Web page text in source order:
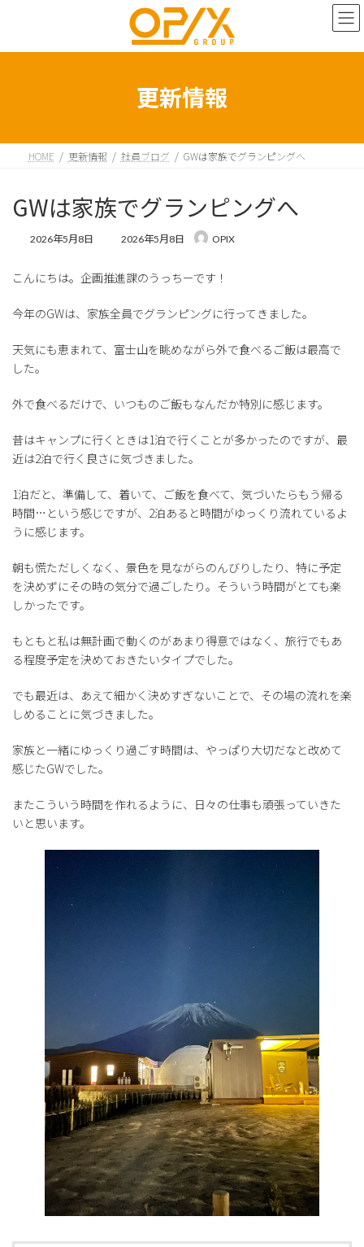
ン
ー
更新情報
HOME 更新情報 社員ブログ GWは家族でグランピングへ
GWは家族でグランピングへ
2026年5月8日
最
新
時
:
2026年5月8日 OPIX
こんにちは。企画推進課のうっちーです！
今年のGWは、家族全員でグランピングに行ってきました。
天気にも恵まれて、富士山を眺めながら外で食べるご飯は最高で
した。
外で食べるだけで、いつものご飯もなんだか特別に感じます。
昔はキャンプに行くときは1泊で行くことが多かったのですが、最
近は2泊で行く良さに気づきました。
1泊だと、準備して、着いて、ご飯を食べて、気づいたらもう帰る
時間…という感じですが、2泊あると時間がゆっくり流れているよ
うに感じます。
朝も慌ただしくなく、景色を見ながらのんびりしたり、特に予定
を決めずにその時の気分で過ごしたり。そういう時間がとても楽
しかったです。
もともと私は無計画で動くのがあまり得意ではなく、旅行でもあ
る程度予定を決めておきたいタイプでした。
でも最近は、あえて細かく決めすぎないことで、その場の流れを楽
しめることに気づきました。
家族と一緒にゆっくり過ごす時間は、やっぱり大切だなと改めて
感じたGWでした。
またこういう時間を作れるように、日々の仕事も頑張っていきた
いと思います。